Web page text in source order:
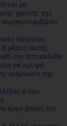
και μη
χρήσης της
πλαισίου
ή μέρος αυτής
την Ιστοσελίδα
σε κρυφή
ανάγνωση της
ή του
έργο βάσει της